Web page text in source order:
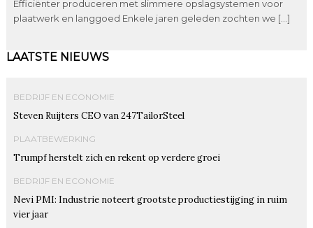
Efficiënter produceren met slimmere opslagsystemen voor
plaatwerk en langgoed Enkele jaren geleden zochten we […]
LAATSTE NIEUWS
BEDRIJF EN ECONOMIE
Steven Ruijters CEO van 247TailorSteel
PLAATBEWERKING
Trumpf herstelt zich en rekent op verdere groei
BEDRIJF EN ECONOMIE
Nevi PMI: Industrie noteert grootste productiestijging in ruim
vier jaar